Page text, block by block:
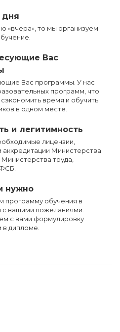
дня
«вчера», то мы организуем
Вас
Вас программы. У нас
программ, что
время и обучить
в одном месте.
и легитимность
лицензии,
аккредитации Министерства
труда,
нужно
программу обучения в
с вашими пожеланиями.
с вами формулировку
в дипломе.